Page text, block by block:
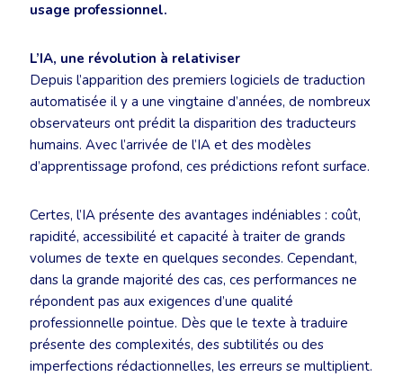
usage professionnel.
L’IA, une révolution à relativiser
Depuis l’apparition des premiers logiciels de traduction
automatisée il y a une vingtaine d’années, de nombreux
observateurs ont prédit la disparition des traducteurs
humains. Avec l’arrivée de l’IA et des modèles
d’apprentissage profond, ces prédictions refont surface.
Certes, l’IA présente des avantages indéniables : coût,
rapidité, accessibilité et capacité à traiter de grands
volumes de texte en quelques secondes. Cependant,
dans la grande majorité des cas, ces performances ne
répondent pas aux exigences d’une qualité
professionnelle pointue. Dès que le texte à traduire
présente des complexités, des subtilités ou des
imperfections rédactionnelles, les erreurs se multiplient.